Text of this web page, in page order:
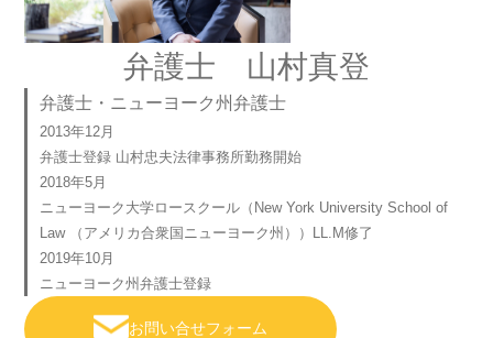
弁護士 山村真登
弁護士・ニューヨーク州弁護士
2013年12月
弁護士登録 山村忠夫法律事務所勤務開始
2018年5月
ニューヨーク大学ロースクール（New York University School of
Law （アメリカ合衆国ニューヨーク州））LL.M修了
2019年10月
ニューヨーク州弁護士登録
お問い合せフォーム